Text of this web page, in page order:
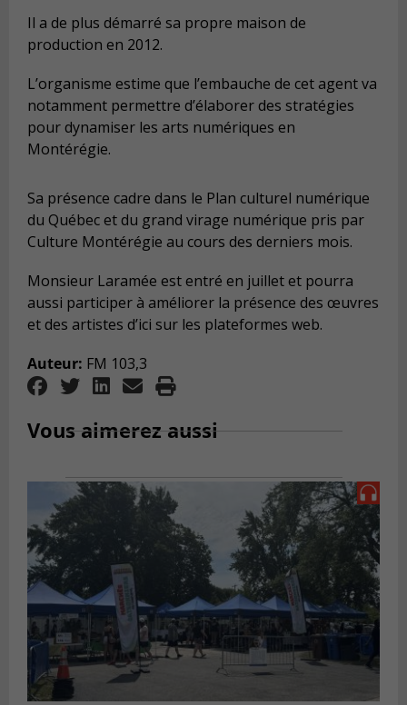
Il a de plus démarré sa propre maison de
production en 2012.
L’organisme estime que l’embauche de cet agent va
notamment permettre d’élaborer des stratégies
pour dynamiser les arts numériques en
Montérégie.
Sa présence cadre dans le Plan culturel numérique
du Québec et du grand virage numérique pris par
Culture Montérégie au cours des derniers mois.
Monsieur Laramée est entré en juillet et pourra
aussi participer à améliorer la présence des œuvres
et des artistes d’ici sur les plateformes web.
Auteur: FM 103,3
Vous aimerez aussi